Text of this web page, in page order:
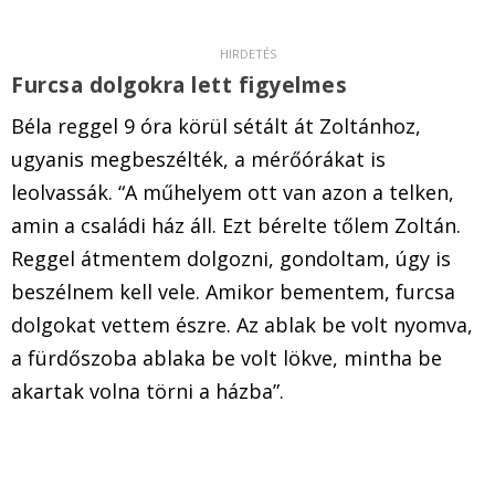
Furcsa dolgokra lett figyelmes
Béla reggel 9 óra körül sétált át Zoltánhoz,
ugyanis megbeszélték, a mérőórákat is
leolvassák. “A műhelyem ott van azon a telken,
amin a családi ház áll. Ezt bérelte tőlem Zoltán.
Reggel átmentem dolgozni, gondoltam, úgy is
beszélnem kell vele. Amikor bementem, furcsa
dolgokat vettem észre. Az ablak be volt nyomva,
a fürdőszoba ablaka be volt lökve, mintha be
akartak volna törni a házba”.